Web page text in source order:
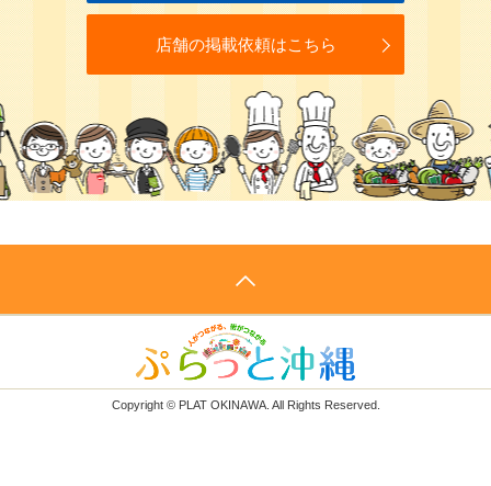
店舗の掲載依頼はこちら
Copyright © PLAT OKINAWA. All Rights Reserved.